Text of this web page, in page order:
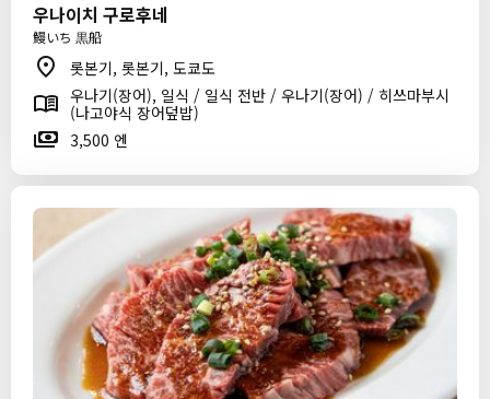
우나이치 구로후네
鰻いち 黒船
롯본기, 롯본기, 도쿄도
우나기(장어), 일식 / 일식 전반 / 우나기(장어) / 히쓰마부시
(나고야식 장어덮밥)
3,500 엔